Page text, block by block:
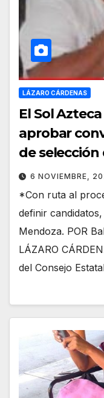
LÁZARO CÁRDENAS
El Sol
aprobar
de
6 NOVIEMBRE,
*Con ruta al
definir
Mendoza. POR
LÁZARO
del Consejo